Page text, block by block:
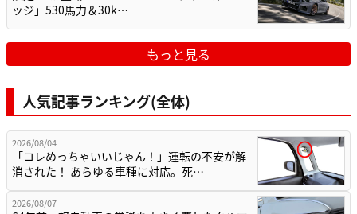
ッジ」530馬力＆30k…
もっと見る
人気記事ランキング(全体)
2026/08/04
「コレめっちゃいいじゃん！」運転の不安が解
消された！ あらゆる車種に対応。死…
2026/08/07